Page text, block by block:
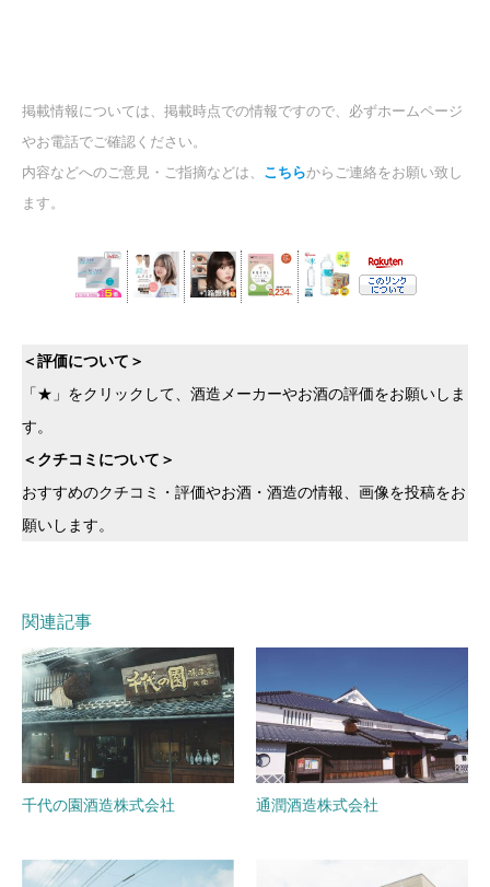
掲載情報については、掲載時点での情報ですので、必ずホームページ
やお電話でご確認ください。
内容などへのご意見・ご指摘などは、 こちらからご連絡をお願い致し
ます。
＜評価について＞
「★」をクリックして、酒造メーカーやお酒の評価をお願いしま
す。
＜クチコミについて＞
おすすめのクチコミ・評価やお酒・酒造の情報、画像を投稿をお
願いします。
関連記事
千代の園酒造株式会社 通潤酒造株式会社